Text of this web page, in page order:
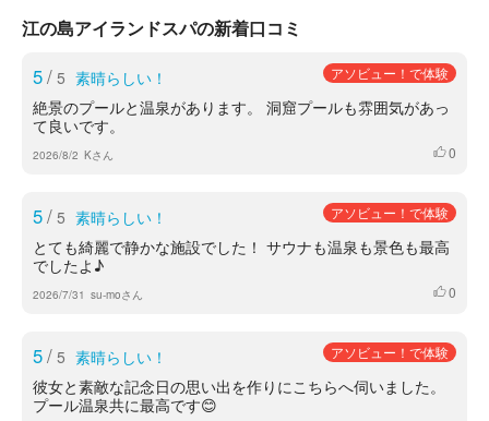
江の島アイランドスパの新着口コミ
5/ 5 素晴らしい！ アソビュー！で体験
絶景のプールと温泉があります。 洞窟プールも雰囲気があっ
て良いです。
2026/8/2 Kさん いいね
0
5/ 5 素晴らしい！ アソビュー！で体験
とても綺麗で静かな施設でした！ サウナも温泉も景色も最高
でしたよ♪
2026/7/31 su-moさん いいね
0
5/ 5 素晴らしい！ アソビュー！で体験
彼女と素敵な記念日の思い出を作りにこちらへ伺いました。
プール温泉共に最高です😊